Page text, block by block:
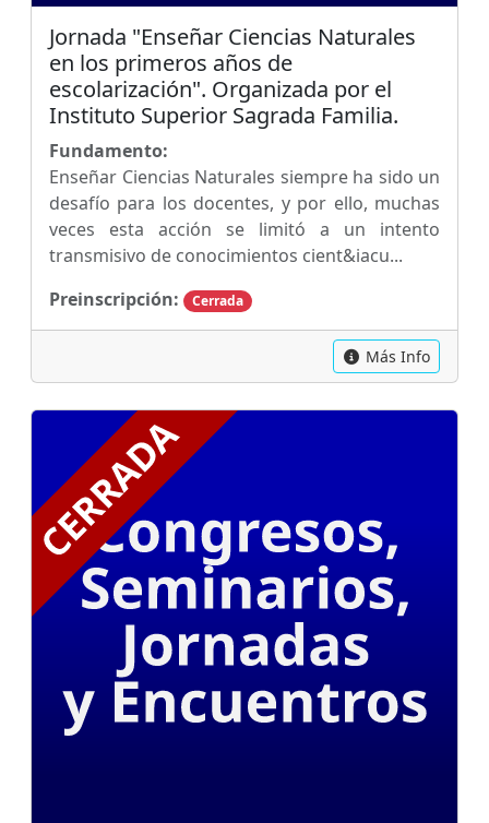
Jornada "Enseñar Ciencias Naturales
en los primeros años de
escolarización". Organizada por el
Instituto Superior Sagrada Familia.
Fundamento:
Enseñar Ciencias Naturales siempre ha sido un
desafío para los docentes, y por ello, muchas
veces esta acción se limitó a un intento
transmisivo de conocimientos cient&iacu...
Preinscripción:
Cerrada
Más Info